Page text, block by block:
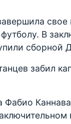
В
сборной
забил
Фабио